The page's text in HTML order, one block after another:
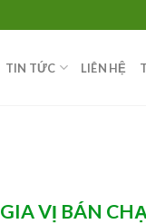
TIN TỨC LIÊN HỆ
GIA VỊ BÁN